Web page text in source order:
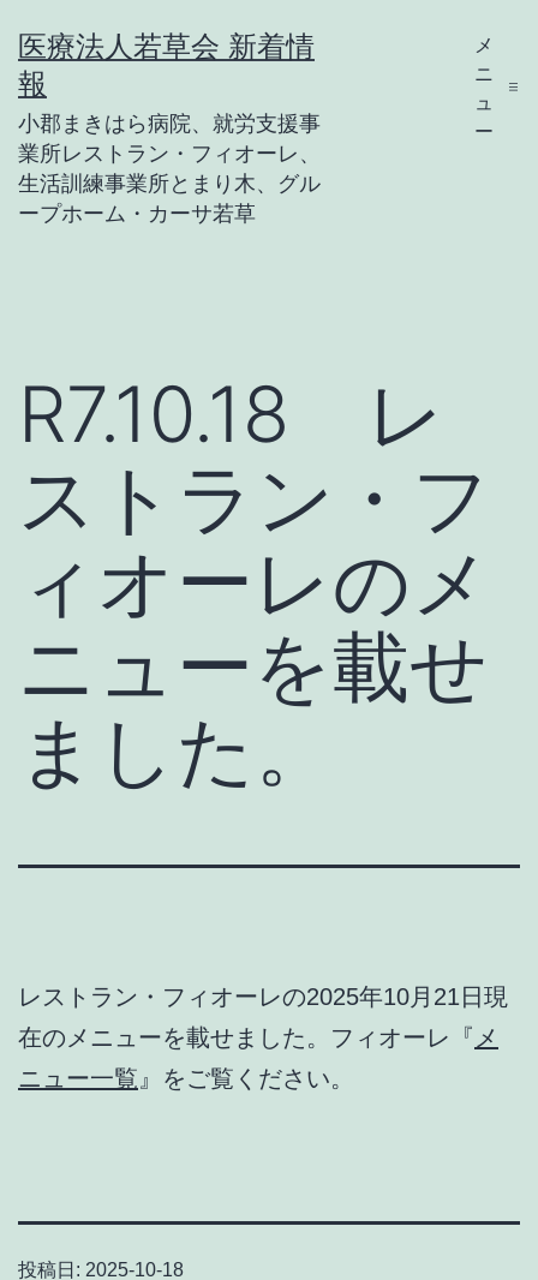
ン
テ
ン
ツ
医療法人若草会 新着情
報
小郡まきはら病院、就労支援事
業所レストラン・フィオーレ、
生活訓練事業所とまり木、グル
ープホーム・カーサ若草
メ
ニ
ュ
ー
R7.10.18 レ
ストラン・フ
ィオーレのメ
ニューを載せ
ました。
レストラン・フィオーレの2025年10月21日現
在のメニューを載せました。フィオーレ『 メ
ニュー一覧 』をご覧ください。
投稿日: 2025-10-18